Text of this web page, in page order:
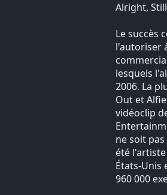
Alright,
Le succès
l'autoriser
lesquels
2006. La
Out et
vidéoclip
ne soit
été
États-Unis
960 000